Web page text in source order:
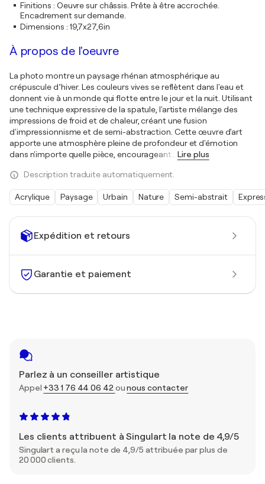
Expédition et retours
Garantie et paiement
Parlez à un conseiller artistique
Appel +33 1 76 44 06 42 ounous contacter
Les clients attribuent à Singulart la note de 4,9/5
Singulart a reçu la note de 4,9/5 attribuée par plus de
20 000 clients.
Finitions : Oeuvre sur châssis. Prête à être accrochée.
Encadrement sur demande.
Dimensions : 19,7x27,6in
À propos de l'oeuvre
La photo montre un paysage rhénan atmosphérique au
crépuscule d’hiver. Les couleurs vives se reflètent dans l'eau et
donnent vie à un monde qui flotte entre le jour et la nuit. Utilisant
une technique expressive de la spatule, l'artiste mélange des
impressions de froid et de chaleur, créant une fusion
d'impressionnisme et de semi-abstraction. Cette œuvre d'art
apporte une atmosphère pleine de profondeur et d'émotion
dans n'importe quelle pièce, encourageant
Lire plus
Description traduite automatiquement.
Acrylique Paysage Urbain Nature Semi-abstrait